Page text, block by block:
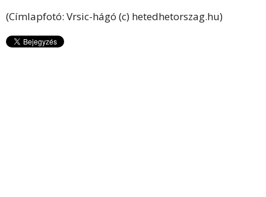
(Címlapfotó: Vrsic-hágó (c) hetedhetorszag.hu)